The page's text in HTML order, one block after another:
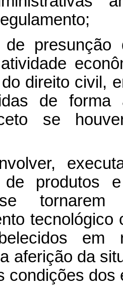
presunção
direito civil,
de
se
de produtos
tecnológico
em
aferição da
condições dos